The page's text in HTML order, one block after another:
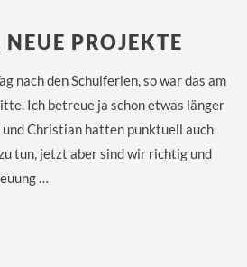
PROJEKTE
nach den Schulferien, so war das am
Ich betreue ja schon etwas länger
Christian hatten punktuell auch
tun, jetzt aber sind wir richtig und
…